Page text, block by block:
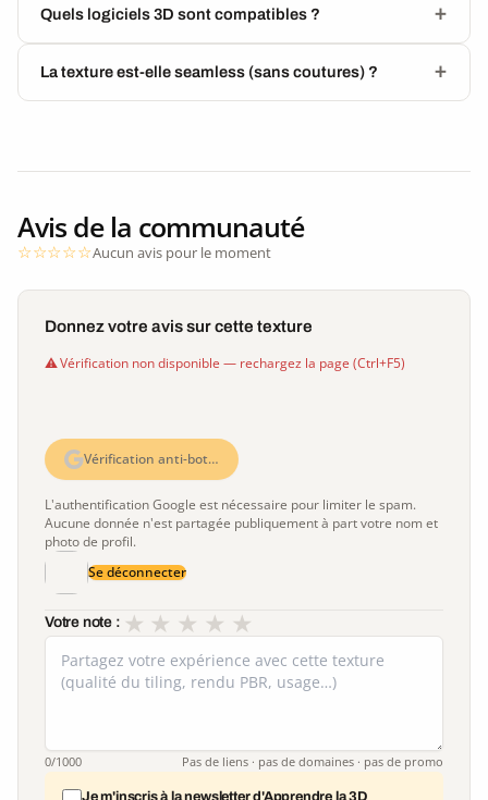
Quels logiciels 3D sont compatibles ?
La texture est-elle seamless (sans coutures) ?
Avis de la communauté
Aucun avis pour le moment
Donnez votre avis sur cette texture
Vérification non disponible — rechargez la page (Ctrl+F5)
Vérification anti-bot…
L'authentification Google est nécessaire pour limiter le spam.
Aucune donnée n'est partagée publiquement à part votre nom et
photo de profil.
Se déconnecter
Votre note : ★
★
★
★
★
0/1000 Pas de liens · pas de domaines · pas de promo
Je m'inscris à la newsletter d'Apprendre la 3D